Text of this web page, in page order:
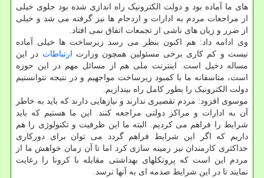
های ما آماده بود و دولت الکترونیک راه اندازی شده بود جلوی خیلی
از مراجعات مردم به ادارات و ازدحام ها نیز گرفته می شد و خیلی
از ضرر و زیان های ناشی از تجمعات اتفاق نمی افتاد.
وی ادامه داد: هم اکنون بنظر می رسد زیرساخت ها خیلی آماده
نیست و کم کاری برخی مسئولین همچون وزارت ارتباطات در این
مساله دخیل است. اینترنت ملی هم از مسائل مهم در این حوزه
است، متاسفانه ما با کمبود زیرساخت مواجهیم و در نتیجه نتوانستیم
دولت الکترونیک را بطور کامل راه بیندازیم.
موسوی افزود: مردم تقصیری ندارند و نیازهایی دارند که باید به خاطر
آن به ادارات و مراکز دولتی مراجعه کنند. این ما هستیم که باید
شرایط را فراهم می کردیم. البته ما این ظرفیت و تکنولوژی را هم
داریم که اگر این شرایط فراهم گردد می توان برای دورکاری
حداکثری کارمندان نیز زمینه سازی کرد اما تا آن زمان خواهش ما از
مردم این است که پروتکلهای بهداشتی مقابله با کرونا را رعایت
نمایند تا در این شرایط صدمه ای به آنها نرسد.